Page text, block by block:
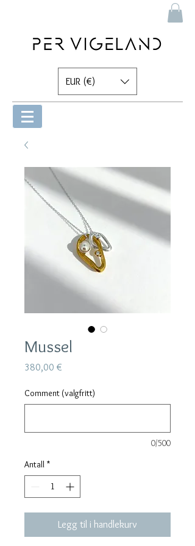
EUR (€)
Mussel
380,00 €
Comment (valgfritt)
0/500
Antall *
Legg til i handlekurv